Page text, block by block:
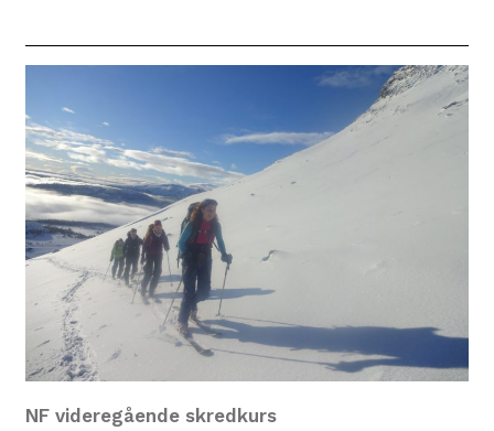
NF videregående skredkurs